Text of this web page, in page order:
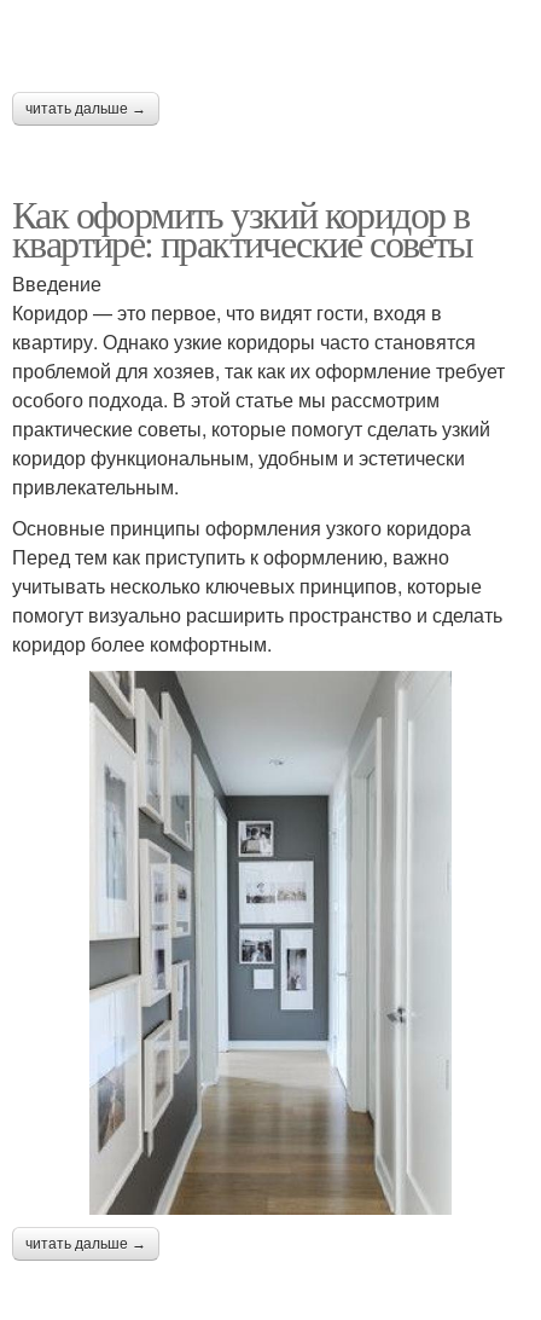
читать дальше →
Как оформить узкий коридор в
квартире: практические советы
Введение
Коридор — это первое, что видят гости, входя в
квартиру. Однако узкие коридоры часто становятся
проблемой для хозяев, так как их оформление требует
особого подхода. В этой статье мы рассмотрим
практические советы, которые помогут сделать узкий
коридор функциональным, удобным и эстетически
привлекательным.
Основные принципы оформления узкого коридора
Перед тем как приступить к оформлению, важно
учитывать несколько ключевых принципов, которые
помогут визуально расширить пространство и сделать
коридор более комфортным.
читать дальше →